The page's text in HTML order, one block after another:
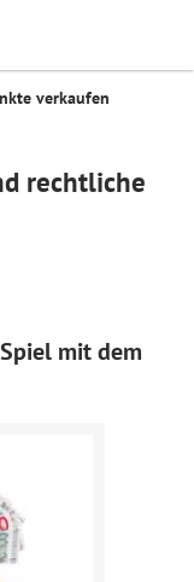
Search
verkaufen
rechtliche
mit dem